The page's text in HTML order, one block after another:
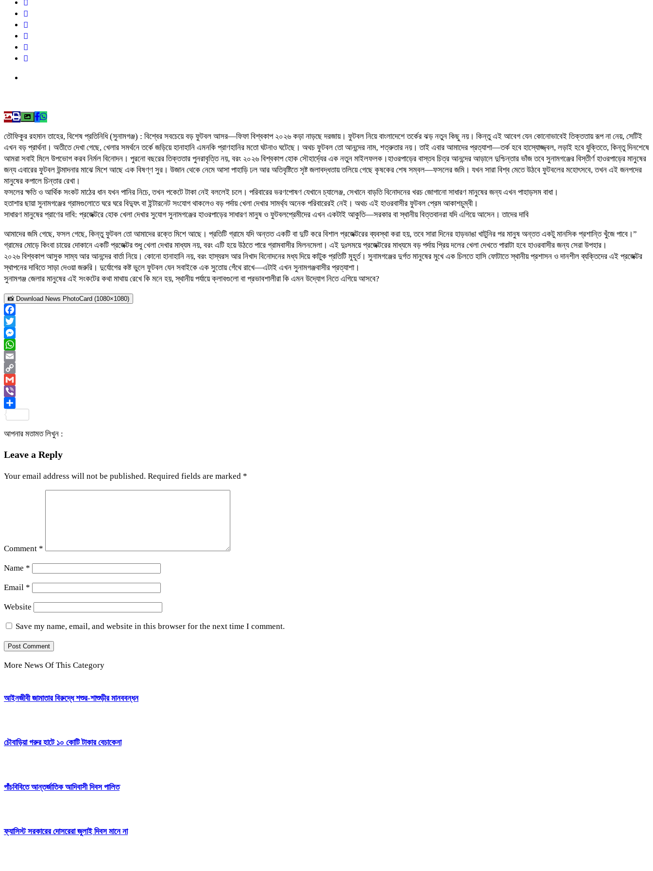
তৌফিকুর রহমান তাহের, বিশেষ প্রতিনিধি (সুনামগঞ্জ) : বিশ্বের সবচেয়ে বড় ফুটবল আসর—ফিফা বিশ্বকাপ ২০২৬ কড়া নাড়ছে দরজায়। ফুটবল নিয়ে বাংলাদেশে তর্কের ঝড় নতুন কিছু নয়। কিন্তু এই আবেগ যেন কোনোভাবেই তিক্ততায় রূপ না নেয়, সেটিই
এখন বড় প্রার্থনা। অতীতে দেখা গেছে, খেলার সমর্থনে তর্কে জড়িয়ে হানাহানি এমনকি প্রাণহানির মতো ঘটনাও ঘটেছে। অথচ ফুটবল তো আনন্দের নাম, শত্রুতার নয়। তাই এবার আমাদের প্রত্যাশা—তর্ক হবে হাস্যোজ্জ্বল, লড়াই হবে যুক্তিতে, কিন্তু দিনশেষে
আমরা সবাই মিলে উপভোগ করব নির্মল বিনোদন। পুরনো বছরের তিক্ততার পুনরাবৃত্তি নয়, বরং ২০২৬ বিশ্বকাপ হোক সৌহার্দ্যের এক নতুন মাইলফলক।হাওরপাড়ের বাস্তব চিত্র আনন্দের আড়ালে দুশ্চিন্তার ভাঁজ তবে সুনামগঞ্জের বিস্তীর্ণ হাওরপাড়ের মানুষের
জন্য এবারের ফুটবল উন্মাদনার মাঝে মিশে আছে এক বিষণ্ণ সুর। উজান থেকে নেমে আসা পাহাড়ি ঢল আর অতিবৃষ্টিতে সৃষ্ট জলাবদ্ধতায় তলিয়ে গেছে কৃষকের শেষ সম্বল—ফসলের জমি। যখন সারা বিশ্ব মেতে উঠবে ফুটবলের মহোৎসবে, তখন এই জনপদের
মানুষের কপালে চিন্তার রেখা।
ফসলের ক্ষতি ও আর্থিক সংকট মাঠের ধান যখন পানির নিচে, তখন পকেটে টাকা নেই বললেই চলে। পরিবারের ভরণপোষণ যেখানে চ্যালেঞ্জ, সেখানে বাড়তি বিনোদনের খরচ জোগানো সাধারণ মানুষের জন্য এখন পাহাড়সম বাধা।
হতাশার ছায়া সুনামগঞ্জের গ্রামগুলোতে ঘরে ঘরে বিদ্যুৎ বা ইন্টারনেট সংযোগ থাকলেও বড় পর্দায় খেলা দেখার সামর্থ্য অনেক পরিবারেরই নেই। অথচ এই হাওরবাসীর ফুটবল প্রেম আকাশচুম্বী।
সাধারণ মানুষের প্রাণের দাবি: প্রজেক্টরে হোক খেলা দেখার সুযোগ সুনামগঞ্জের হাওরপাড়ের সাধারণ মানুষ ও ফুটবলপ্রেমীদের এখন একটাই আকুতি—সরকার বা স্থানীয় বিত্তবানরা যদি এগিয়ে আসেন। তাদের দাবি
আমাদের জমি গেছে, ফসল গেছে, কিন্তু ফুটবল তো আমাদের রক্তে মিশে আছে। প্রতিটি গ্রামে যদি অন্তত একটি বা দুটি করে বিশাল প্রজেক্টরের ব্যবস্থা করা হয়, তবে সারা দিনের হাড়ভাঙা খাটুনির পর মানুষ অন্তত একটু মানসিক প্রশান্তি খুঁজে পাবে।”
গ্রামের মোড়ে কিংবা চায়ের দোকানে একটি প্রজেক্টর শুধু খেলা দেখার মাধ্যম নয়, বরং এটি হয়ে উঠতে পারে গ্রামবাসীর মিলনমেলা। এই দুঃসময়ে প্রজেক্টরের মাধ্যমে বড় পর্দায় প্রিয় দলের খেলা দেখতে পারাটা হবে হাওরবাসীর জন্য সেরা উপহার।
২০২৬ বিশ্বকাপ আসুক সাম্য আর আনন্দের বার্তা নিয়ে। কোনো হানাহানি নয়, বরং হাস্যরস আর নিখাদ বিনোদনের মধ্য দিয়ে কাটুক প্রতিটি মুহূর্ত। সুনামগঞ্জের দুর্গত মানুষের মুখে এক চিলতে হাসি ফোটাতে স্থানীয় প্রশাসন ও দানশীল ব্যক্তিদের এই প্রজেক্টর
স্থাপনের দাবিতে সাড়া দেওয়া জরুরি। দুর্যোগের কষ্ট ভুলে ফুটবল যেন সবাইকে এক সুতোয় গেঁথে রাখে—এটাই এখন সুনামগঞ্জবাসীর প্রত্যাশা।
সুনামগঞ্জ জেলার মানুষের এই সংকটের কথা মাথায় রেখে কি মনে হয়, স্থানীয় পর্যায়ে ক্লাবগুলো বা প্রভাবশালীরা কি এমন উদ্যোগ নিতে এগিয়ে আসবে?
📸 Download News PhotoCard (1080×1080)
Facebook
Twitter
Messenger
WhatsApp
Email
Copy
Link
Gmail
Viber
আপনার মতামত লিখুন :
Leave a Reply
Your email address will not be published. Required fields are marked *
Comment *
Name *
Email *
Website
Save my name, email, and website in this browser for the next time I comment.
More News Of This Category
আইনজীবী জামাতার বিরুদ্ধে শশুর-শাশুড়ীর মানববন্ধন
চৌবাড়িয়া গরুর হাটে ১০ কোটি টাকার বেচাকেনা
পাঁচবিবিতে আন্তর্জাতিক আদিবাসী দিবস পালিত
ফ্যাসিস্ট সরকারের দোসরেরা জুলাই দিবস মানে না